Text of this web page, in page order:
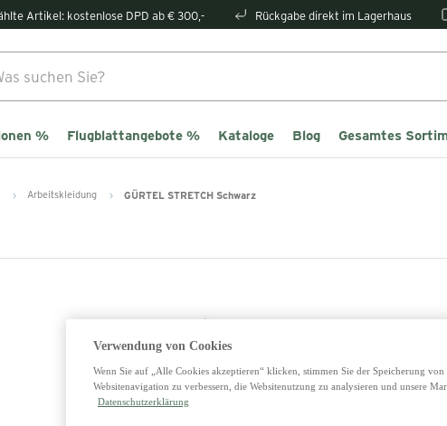
Artikel: kostenlose DPD ab € 300,- Rückgabe direkt im Lagerhaus
% Flugblattangebote % Kataloge Blog Gesamtes
Arbeitskleidung GÜRTEL STRETCH Schwarz
Verwendung von Cookies
Wenn Sie auf „Alle Cookies akzeptieren“ klicken, stimmen Sie der Speicherung
Websitenavigation zu verbessern, die Websitenutzung zu analysieren und unsere
Datenschutzerklärung